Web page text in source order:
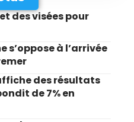
des visées pour
s’oppose à l’arrivée
des résultats
de 7% en